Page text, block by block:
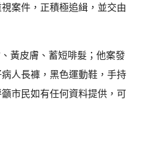
案件，正積極追緝，並交由
黃皮膚、蓄短啡髮；他案發
人長褲，黑色運動鞋，手持
市民如有任何資料提供，可